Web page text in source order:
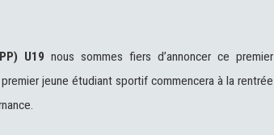
U19 nous sommes fiers d’annoncer ce premier
jeune étudiant sportif commencera à la rentrée